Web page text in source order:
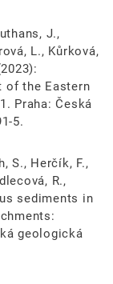
J.,
L., Kůrková,
of the Eastern
Praha: Česká
5.
S., Herčík, F.,
R.,
sediments in
geologická